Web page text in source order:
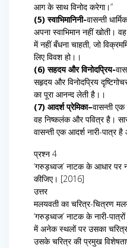
आग के साथ विनोद करेगा।”
(5) स्वाभिमानिनी-वासन्ती
अपना स्वाभिमान नहीं खोती।
में नहीं बँधना चाहती, जो
लिए विवश हो।।
(6) सहदय और विनोदप्रिय-
सहृदय और विनोदप्रिय
का पूरा आनन्द लेती है।।
(7) आदर्श प्रेमिका–वासन्ती
वह निष्कलंक और पवित्र है।
वासन्ती एक आदर्श नारी-पात्र
प्रश्न 4
‘गरुड़ध्वज’ नाटक के आधार पर
कीजिए। [2016]
उत्तर
मलयवती का चरित्र-चित्रण
‘गरुड़ध्वज’ नाटक के नारी-
में अनेक स्थलों पर उसका
उसके चरित्र की प्रमुख